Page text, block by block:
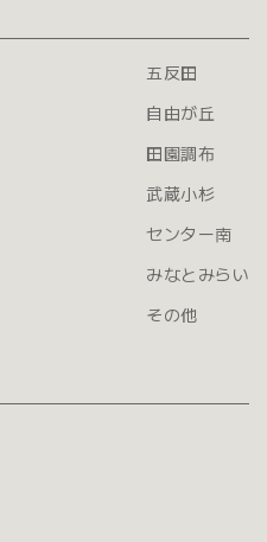
五反田
自由が丘
田園調布
武蔵小杉
センター南
みなとみらい
その他